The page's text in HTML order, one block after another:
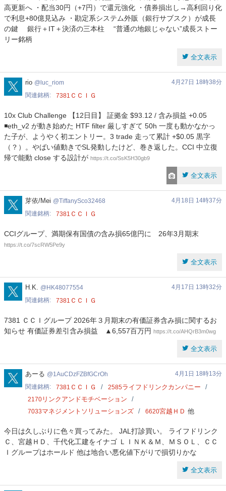
高更新へ ・配当30円（+7円）で還元強化 ・債券損出し→高利回り化
で利息+80億見込み ・勘定系システム外販（銀行サブスク）が成長
の鍵 銀行＋IT＋決済の三本柱 “普通の地銀じゃない”成長ストー
リー銘柄
全文表示
luc_riom
rio luc_riom
4月27日 18時38分
関連銘柄
7381 ＣＣＩＧ
10x Club Challenge 【12日目】 証拠金 $93.12 / 含み損益 +0.05
◾️eth_v2 が動き始めた HTF filter 厳しすぎて 50h 一度も動かなかっ
た子が、ようやく初エントリー。3 trade 走って累計 +$0.05 黒字
（？）。やばい値動きでSL発動したけど、巻き返した。CCI 中立復
帰で能動 close する設計が https://t.co/SsK5H30gb9
全文表示
TiffanySco32468
芽依/Mei TiffanySco32468
4月18日 14時37分
関連銘柄
7381 ＣＣＩＧ
CCIグループ、満期保有国債の含み損65億円に 26年3月期末
https://t.co/7scRW5Pe9y
全文表示
HK48077554
H.K. HK48077554
4月17日 13時32分
関連銘柄
7381 ＣＣＩＧ
7381 ＣＣＩグループ 2026年３月期末の有価証券含み損に関するお
知らせ 有価証券差引含み損益 ▲6,557百万円 https://t.co/AHQrB3m0wg
全文表示
1AuCDzFZBfGCrOh
あーる 1AuCDzFZBfGCrOh
4月1日 18時13分
関連銘柄
7381 ＣＣＩＧ 2585ライフドリンクカンパニー
2170 リンクアンドモチベーション
7033マネジメントソリューションズ 6620宮越ＨＤ 他
今日は久しぶりに色々買ってみた。 JAL打診買い。 ライフドリンク
Ｃ、宮越ＨＤ、千代化工建をイナゴ ＬＩＮＫ＆Ｍ、ＭＳＯＬ、ＣＣ
Ｉグループはホールド 他は地合い悪化値下がりで損切りかな
全文表示